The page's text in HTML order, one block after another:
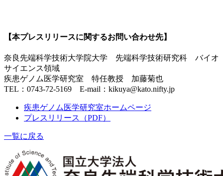
【本プレスリリースに関するお問い合わせ先】
奈良先端科学技術大学院大学 先端科学技術研究科 バイオ
サイエンス領域
疾患ゲノム医学研究室 特任教授 加藤菊也
TEL：0743-72-5169 E-mail：kikuya@kato.nifty.jp
疾患ゲノム医学研究室ホームページ
プレスリリース（PDF）
一覧に戻る